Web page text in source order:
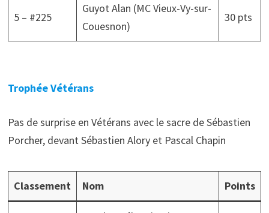
5 – #225
Guyot Alan (MC Vieux-Vy-sur-
Couesnon)
30 pts
Trophée Vétérans
Pas de surprise en Vétérans avec le sacre de Sébastien
Porcher, devant Sébastien Alory et Pascal Chapin
Classement Nom Points